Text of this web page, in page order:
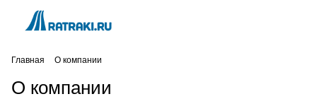
Главная О компании
О компании